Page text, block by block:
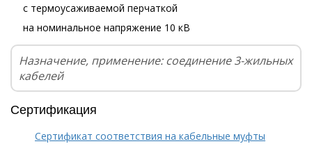
с термоусаживаемой перчаткой
на номинальное напряжение 10 кВ
Назначение, применение: соединение 3-жильных
кабелей
Сертификация
Сертификат соответствия на кабельные муфты